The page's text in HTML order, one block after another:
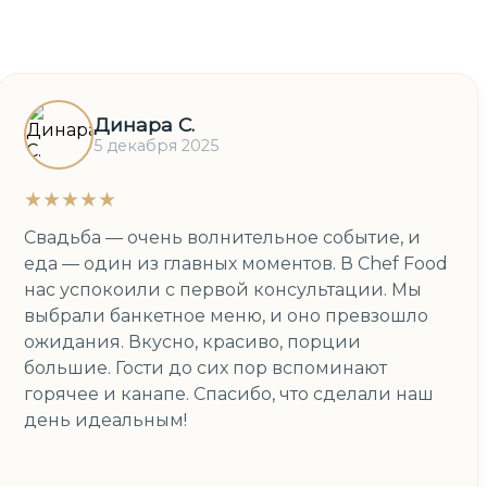
Динара С.
5 декабря 2025
★★★★★
Свадьба — очень волнительное событие, и
еда — один из главных моментов. В Chef Food
нас успокоили с первой консультации. Мы
выбрали банкетное меню, и оно превзошло
ожидания. Вкусно, красиво, порции
большие. Гости до сих пор вспоминают
горячее и канапе. Спасибо, что сделали наш
день идеальным!